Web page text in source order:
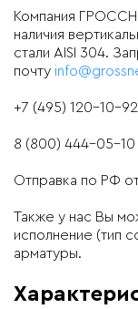
Компания
наличия
стали AISI 304.
почту
+7 (495) 120-10-92
8 (800) 444-05-10
Отправка по РФ
Также у нас Вы
исполнение (тип
арматуры.